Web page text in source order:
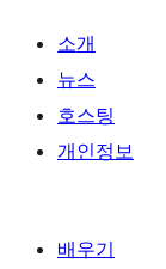
소개
뉴스
호스팅
개인정보
배우기